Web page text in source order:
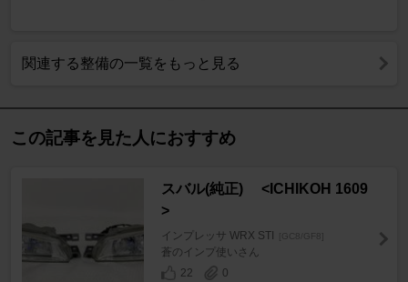
関連する整備の一覧をもっと見る
この記事を見た人におすすめ
スバル(純正) <ICHIKOH 1609
>
インプレッサ WRX STI [GC8/GF8]
蒼のインプ使いさん
22
0